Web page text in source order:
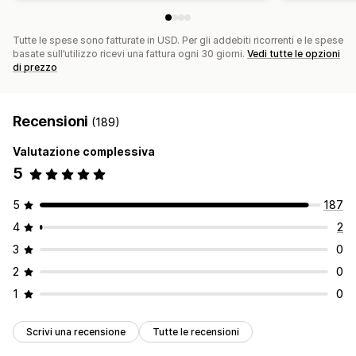
Tutte le spese sono fatturate in USD. Per gli addebiti ricorrenti e le spese
basate sull’utilizzo ricevi una fattura ogni 30 giorni. Vedi tutte le opzioni
di prezzo
Recensioni (189)
Valutazione complessiva
5
5
187
4
2
3
0
2
0
1
0
Scrivi una recensione Tutte le recensioni